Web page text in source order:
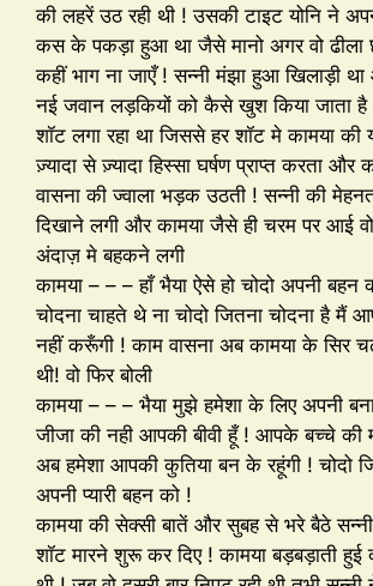
की लहरें उठ रही थी ! उसकी टाइट योनि ने
कस के पकड़ा हुआ था जैसे मानो अगर वो ढीला
कहीं भाग ना जाएँ ! सन्नी मंझा हुआ खिलाड़ी
नई जवान लड़कियों को कैसे खुश किया जाता
शॉट लगा रहा था जिससे हर शॉट मे कामया की
ज़्यादा से ज़्यादा हिस्सा घर्षण प्राप्त करता और
वासना की ज्वाला भड़क उठती ! सन्नी की
दिखाने लगी और कामया जैसे ही चरम पर आई
अंदाज़ मे बहकने लगी
कामया – – – हाँ भैया ऐसे हो चोदो अपनी
चोदना चाहते थे ना चोदो जितना चोदना है मैं
नहीं करूँगी ! काम वासना अब कामया के सिर
थी! वो फिर बोली
कामया – – – भैया मुझे हमेशा के लिए अपनी
जीजा की नही आपकी बीवी हूँ ! आपके बच्चे की
अब हमेशा आपकी कुतिया बन के रहूंगी ! चोदो
अपनी प्यारी बहन को !
कामया की सेक्सी बातें और सुबह से भरे बैठे
शॉट मारने शुरू कर दिए ! कामया बड़बड़ाती हुई